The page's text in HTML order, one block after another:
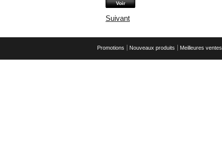
Voir
Suivant
Promotions Nouveaux produits Meilleures ventes